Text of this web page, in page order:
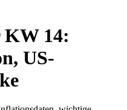
KW 14:
US-